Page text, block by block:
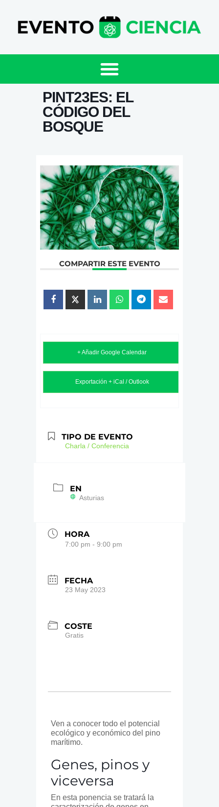
PINT23ES: EL
CÓDIGO DEL
BOSQUE
COMPARTIR ESTE EVENTO
+ Añadir Google Calendar
Exportación + iCal / Outlook
TIPO DE EVENTO
Charla / Conferencia
EN
Asturias
HORA
7:00 pm - 9:00 pm
FECHA
23 May 2023
COSTE
Gratis
Ven a conocer todo el potencial
ecológico y económico del pino
marítimo.
Genes, pinos y
viceversa
En esta ponencia se tratará la